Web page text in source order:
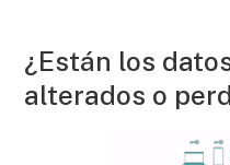
¿Están los
alterados o